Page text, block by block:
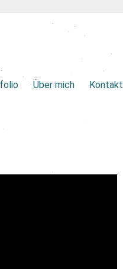
Über mich Kontakt